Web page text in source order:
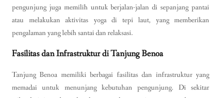
pengunjung juga memilih untuk berjalan-jalan di sepanjang pantai
atau melakukan aktivitas yoga di tepi laut, yang memberikan
pengalaman yang lebih santai dan relaksasi.
Fasilitas dan Infrastruktur di Tanjung Benoa
Tanjung Benoa memiliki berbagai fasilitas dan infrastruktur yang
memadai untuk menunjang kebutuhan pengunjung. Di sekitar